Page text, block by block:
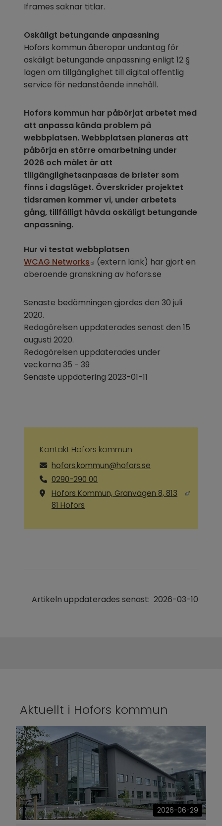
Iframes saknar titlar.
Oskäligt betungande anpassning
Hofors kommun åberopar undantag för
oskäligt betungande anpassning enligt 12 §
lagen om tillgänglighet till digital offentlig
service för nedanstående innehåll.
Hofors kommun har påbörjat arbetet med
att anpassa kända problem på
webbplatsen. Webbplatsen planeras att
påbörja en större omarbetning under
2026 och målet är att
tillgänglighetsanpasas de brister som
finns i dagsläget. Överskrider projektet
tidsramen kommer vi, under arbetets
gång, tillfälligt hävda oskäligt betungande
anpassning.
Hur vi testat webbplatsen
WCAG Networks
Länk till annan webbplats.
(extern länk) har gjort en
oberoende granskning av hofors.se
Senaste bedömningen gjordes den 30 juli
2020.
Redogörelsen uppdaterades senast den 15
augusti 2020.
Redogörelsen uppdaterades under
veckorna 35 - 39
Senaste uppdatering 2023-01-11
Kontakt Hofors kommun
hofors.kommun@hofors.se
0290-290 00
Hofors Kommun, Granvägen 8, 813
81 Hofors
Artikeln uppdaterades senast: 2026-03-10
Aktuellt i Hofors kommun
2026-06-29